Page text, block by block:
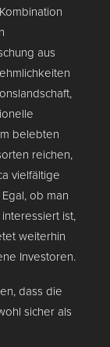
aus
belebten
reichen,
vielfältige
ob man
ist,
weiterhin
Investoren.
dass die
sicher als